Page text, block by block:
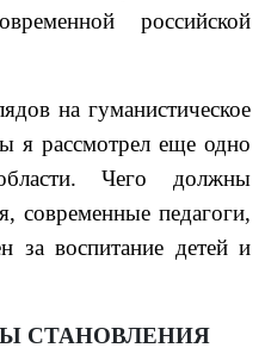
российской
на гуманистическое
я рассмотрел еще одно
Чего должны
современные педагоги,
за воспитание детей и
СТАНОВЛЕНИЯ